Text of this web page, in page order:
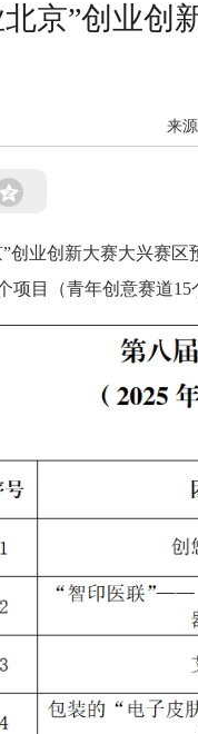
京”创业创
来
业创新大赛大兴赛区
项目（青年创意赛道